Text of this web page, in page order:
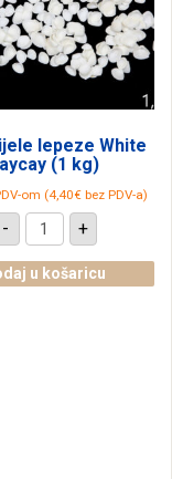
lepeze White
(1 kg)
om (4,40€bez PDV-a)
-
Male
bijele
White
caycay
+
u košaricu